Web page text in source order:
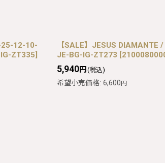
25-12-10-
ZT335]
【SALE】JESUS
JE-BG-IG-ZT273 [
5,940円 (税込)
希望小売価格: 6,600円